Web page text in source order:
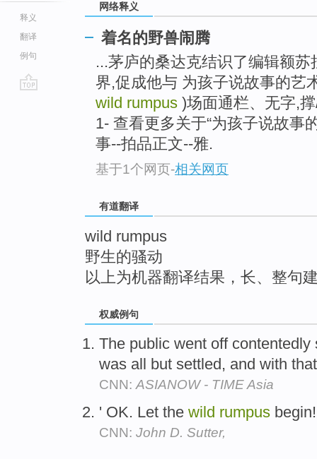
释义
翻译
例句
网络释义
着名的野兽闹腾
...茅庐的桑达克结识了编辑额
界,促成他与 为孩子说故事的艺
wild rumpus )场面通栏、无字,
1- 查看更多关于“为孩子说故事
事--拍品正文--雅.
基于1个网页-相关网页
有道翻译
wild rumpus
野生的骚动
以上为机器翻译结果，长、整句
权威例句
The public went off
was all but settled, and with
CNN:ASIANOW - TIME Asia
' OK. Let the wild rumpus
CNN: John D. Sutter,